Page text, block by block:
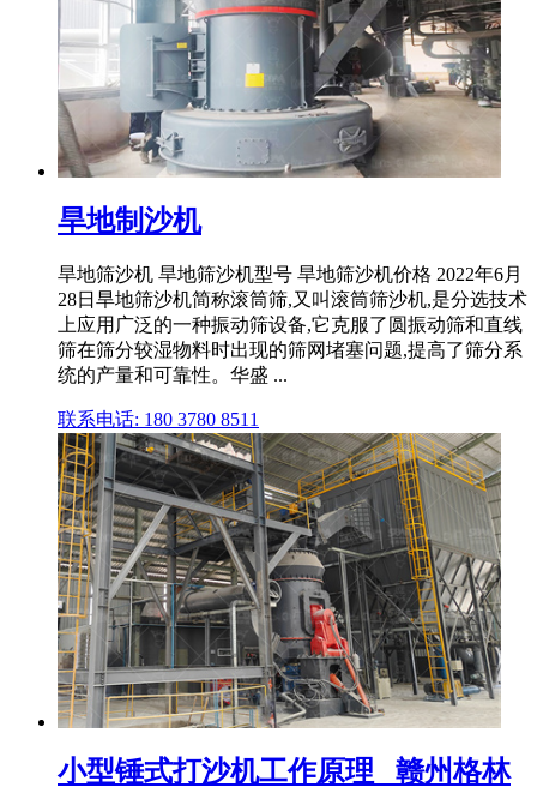
旱地制沙机
旱地筛沙机 旱地筛沙机型号 旱地筛沙机价格 2022年6月
28日旱地筛沙机简称滚筒筛,又叫滚筒筛沙机,是分选技术
上应用广泛的一种振动筛设备,它克服了圆振动筛和直线
筛在筛分较湿物料时出现的筛网堵塞问题,提高了筛分系
统的产量和可靠性。华盛 ...
联系电话: 180 3780 8511
小型锤式打沙机工作原理_ 赣州格林